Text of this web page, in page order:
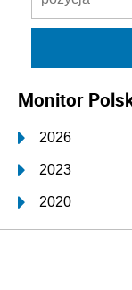
Monitor
2026
2023
2020
2017
2014